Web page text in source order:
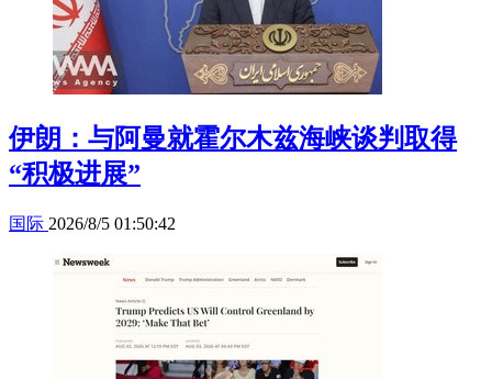
伊朗：与阿曼就霍尔木兹海峡谈判取得
“积极进展”
国际 2026/8/5 01:50:42